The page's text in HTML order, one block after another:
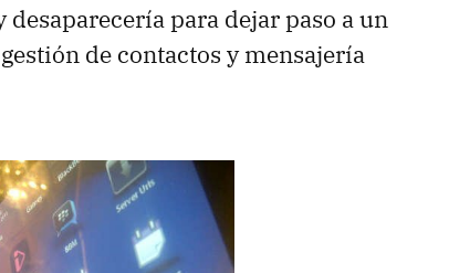
para dejar paso a un
de contactos y mensajería